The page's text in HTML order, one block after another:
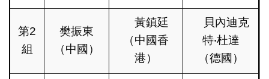
第2
組
樊振東
（中國）
黃鎮廷
（中國香
港）
貝內迪克
特‧杜達
（德國）